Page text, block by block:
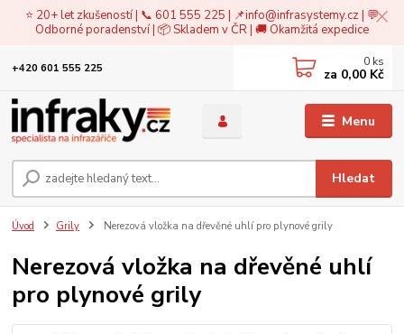
⭐ 20+ let zkušeností | 📞 601 555 225 | 📌info@infrasystemy.cz| 💬
Odborné poradenství | 📦 Skladem v ČR | 🚚 Okamžitá expedice
Menu
Hledat
+420 601 555 225 0 ks
za 0,00 Kč
Úvod Grily Nerezová vložka na dřevěné uhlí pro plynové grily
Nerezová vložka na dřevěné uhlí
pro plynové grily